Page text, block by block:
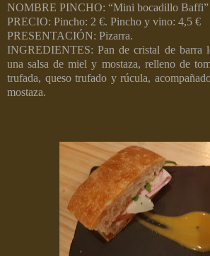
NOMBRE PINCHO: “Mini bocadillo Baffi”
PRECIO: Pincho: 2 €. Pincho y vino: 4,5 €
PRESENTACIÓN: Pizarra.
INGREDIENTES: Pan de cristal de barra
una salsa de miel y mostaza, relleno de
trufada, queso trufado y rúcula,
mostaza.